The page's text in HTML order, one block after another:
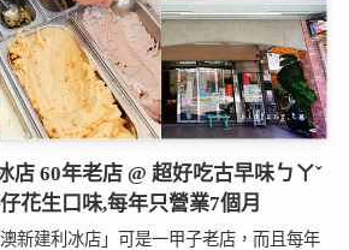
店 60年老店 @ 超好吃古早味ㄅㄚˇ
花生口味,每年只營業7個月
新建利冰店」可是一甲子老店，而且每年